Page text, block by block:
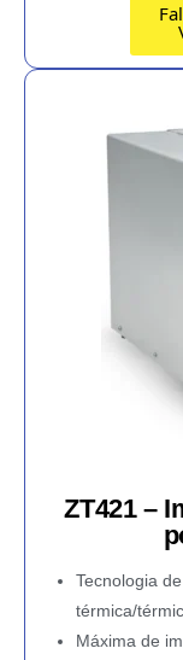
ZT421 –
Tecnologia
térmica/
Máxima de